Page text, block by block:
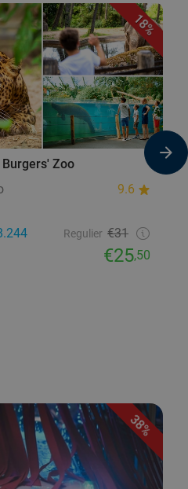
18%
Zoo
9.6
Regulier €31
€25,50
38%